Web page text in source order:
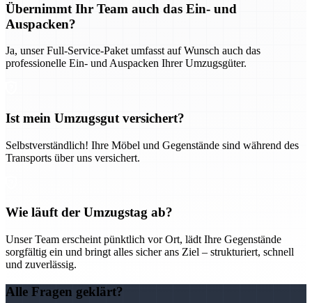
Übernimmt Ihr Team auch das Ein- und
Auspacken?
Ja, unser Full-Service-Paket umfasst auf Wunsch auch das
professionelle Ein- und Auspacken Ihrer Umzugsgüter.
Ist mein Umzugsgut versichert?
Selbstverständlich! Ihre Möbel und Gegenstände sind während des
Transports über uns versichert.
Wie läuft der Umzugstag ab?
Unser Team erscheint pünktlich vor Ort, lädt Ihre Gegenstände
sorgfältig ein und bringt alles sicher ans Ziel – strukturiert, schnell
und zuverlässig.
Alle Fragen geklärt?